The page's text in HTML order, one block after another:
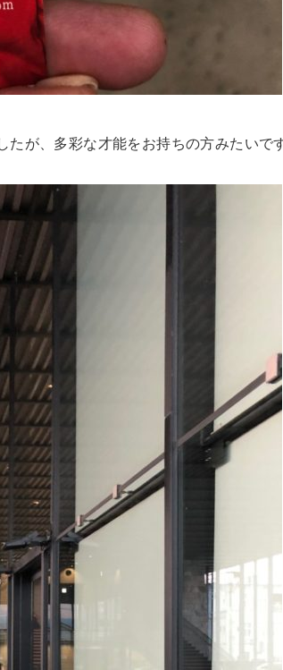
が、多彩な才能をお持ちの方みたいです